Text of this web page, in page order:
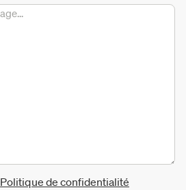
Politique de confidentialité